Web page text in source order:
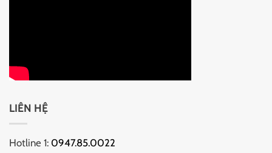
LIÊN HỆ
Hotline 1: 0947.85.0022